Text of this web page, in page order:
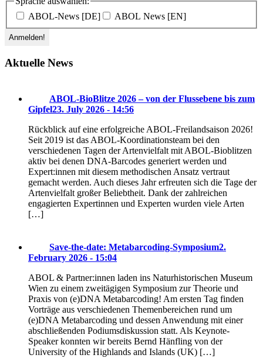
ABOL-News [DE]
ABOL News [EN]
Aktuelle News
ABOL-BioBlitze 2026 – von der Flussebene bis zum
Gipfel23. July 2026 - 14:56
Rückblick auf eine erfolgreiche ABOL-Freilandsaison 2026!
Seit 2019 ist das ABOL-Koordinationsteam bei den
verschiedenen Tagen der Artenvielfalt mit ABOL-Bioblitzen
aktiv bei denen DNA-Barcodes generiert werden und
Expert:innen mit diesem methodischen Ansatz vertraut
gemacht werden. Auch dieses Jahr erfreuten sich die Tage der
Artenvielfalt großer Beliebtheit. Dank der zahlreichen
engagierten Expertinnen und Experten wurden viele Arten
[…]
Save-the-date: Metabarcoding-Symposium2.
February 2026 - 15:04
ABOL & Partner:innen laden ins Naturhistorischen Museum
Wien zu einem zweitägigen Symposium zur Theorie und
Praxis von (e)DNA Metabarcoding! Am ersten Tag finden
Vorträge aus verschiedenen Themenbereichen rund um
(e)DNA Metabarcoding und dessen Anwendung mit einer
abschließenden Podiumsdiskussion statt. Als Keynote-
Speaker konnten wir bereits Bernd Hänfling von der
University of the Highlands and Islands (UK) […]